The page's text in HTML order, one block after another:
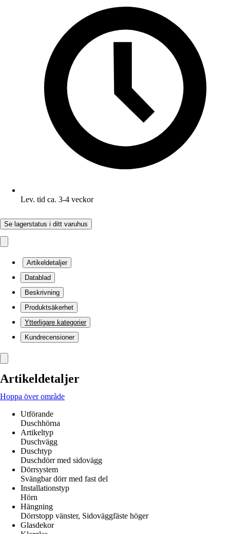
Lev. tid ca. 3-4 veckor
Se lagerstatus i ditt varuhus
Artikeldetaljer
Datablad
Beskrivning
Produktsäkerhet
Ytterligare kategorier
Kundrecensioner
Artikeldetaljer
Hoppa över område
Utförande
Duschhörna
Artikeltyp
Duschvägg
Duschtyp
Duschdörr med sidovägg
Dörrsystem
Svängbar dörr med fast del
Installationstyp
Hörn
Hängning
Dörrstopp vänster, Sidoväggfäste höger
Glasdekor